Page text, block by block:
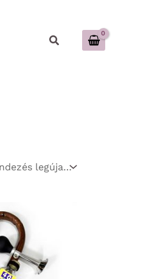
Keresés